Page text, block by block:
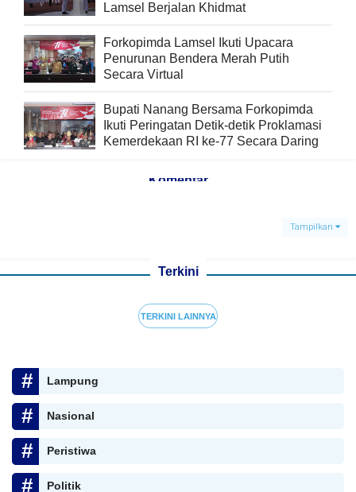
Lamsel Berjalan Khidmat
Forkopimda Lamsel Ikuti Upacara
Penurunan Bendera Merah Putih
Secara Virtual
Bupati Nanang Bersama Forkopimda
Ikuti Peringatan Detik-detik Proklamasi
Kemerdekaan RI ke-77 Secara Daring
Komentar
Tampilkan
Terkini
TERKINI LAINNYA
Lampung
Nasional
Peristiwa
Politik